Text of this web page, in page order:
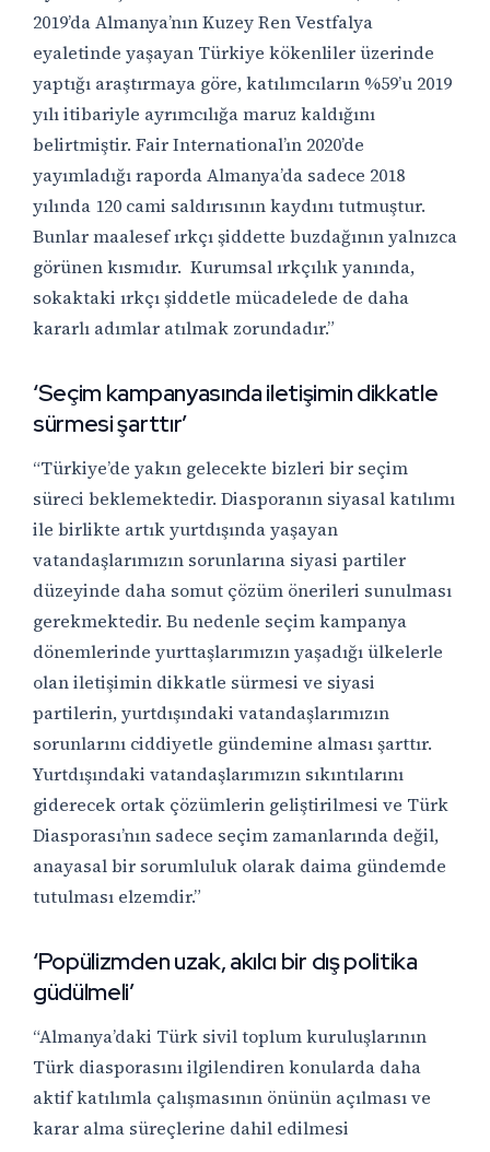
2019’da Almanya’nın Kuzey Ren Vestfalya
eyaletinde yaşayan Türkiye kökenliler üzerinde
yaptığı araştırmaya göre, katılımcıların %59’u 2019
yılı itibariyle ayrımcılığa maruz kaldığını
belirtmiştir. Fair International’ın 2020’de
yayımladığı raporda Almanya’da sadece 2018
yılında 120 cami saldırısının kaydını tutmuştur.
Bunlar maalesef ırkçı şiddette buzdağının yalnızca
görünen kısmıdır. Kurumsal ırkçılık yanında,
sokaktaki ırkçı şiddetle mücadelede de daha
kararlı adımlar atılmak zorundadır.”
‘Seçim kampanyasında iletişimin dikkatle
sürmesi şarttır’
“Türkiye’de yakın gelecekte bizleri bir seçim
süreci beklemektedir. Diasporanın siyasal katılımı
ile birlikte artık yurtdışında yaşayan
vatandaşlarımızın sorunlarına siyasi partiler
düzeyinde daha somut çözüm önerileri sunulması
gerekmektedir. Bu nedenle seçim kampanya
dönemlerinde yurttaşlarımızın yaşadığı ülkelerle
olan iletişimin dikkatle sürmesi ve siyasi
partilerin, yurtdışındaki vatandaşlarımızın
sorunlarını ciddiyetle gündemine alması şarttır.
Yurtdışındaki vatandaşlarımızın sıkıntılarını
giderecek ortak çözümlerin geliştirilmesi ve Türk
Diasporası’nın sadece seçim zamanlarında değil,
anayasal bir sorumluluk olarak daima gündemde
tutulması elzemdir.”
‘Popülizmden uzak, akılcı bir dış politika
güdülmeli’
“Almanya’daki Türk sivil toplum kuruluşlarının
Türk diasporasını ilgilendiren konularda daha
aktif katılımla çalışmasının önünün açılması ve
karar alma süreçlerine dahil edilmesi